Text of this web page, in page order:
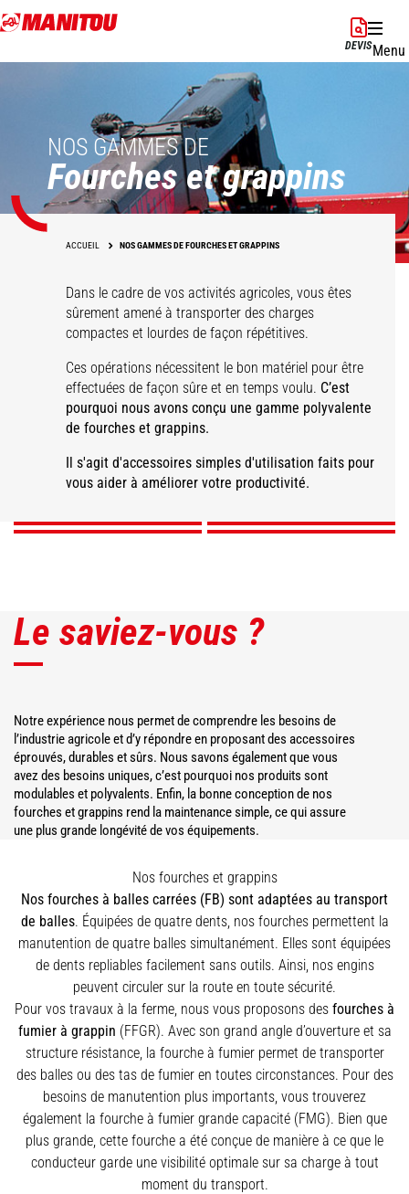
Aller
au
DEVISMenu
NOS GAMMES DE
Fourches et grappins
ACCUEIL NOS GAMMES DE FOURCHES ET GRAPPINS
Dans le cadre de vos activités agricoles, vous êtes
sûrement amené à transporter des charges
compactes et lourdes de façon répétitives.
Ces opérations nécessitent le bon matériel pour être
effectuées de façon sûre et en temps voulu. C’est
pourquoi nous avons conçu une gamme polyvalente
de fourches et grappins.
Il s'agit d'accessoires simples d'utilisation faits pour
vous aider à améliorer votre productivité.
Fourche à fumier
grande capacité
grappin
Désileur-Trancheur
DÉCOUVRIR
carrées
DÉCOUVRIR
Le saviez-vous ?
Notre expérience nous permet de comprendre les besoins de
l’industrie agricole et d’y répondre en proposant des accessoires
éprouvés, durables et sûrs. Nous savons également que vous
avez des besoins uniques, c’est pourquoi nos produits sont
modulables et polyvalents. Enfin, la bonne conception de nos
fourches et grappins rend la maintenance simple, ce qui assure
une plus grande longévité de vos équipements.
Nos fourches et grappins
Nos fourches à balles carrées (FB) sont adaptées au transport
de balles. Équipées de quatre dents, nos fourches permettent la
manutention de quatre balles simultanément. Elles sont équipées
de dents repliables facilement sans outils. Ainsi, nos engins
peuvent circuler sur la route en toute sécurité.
Pour vos travaux à la ferme, nous vous proposons des fourches à
fumier à grappin (FFGR). Avec son grand angle d’ouverture et sa
structure résistance, la fourche à fumier permet de transporter
des balles ou des tas de fumier en toutes circonstances. Pour des
besoins de manutention plus importants, vous trouverez
également la fourche à fumier grande capacité (FMG). Bien que
plus grande, cette fourche a été conçue de manière à ce que le
conducteur garde une visibilité optimale sur sa charge à tout
moment du transport.